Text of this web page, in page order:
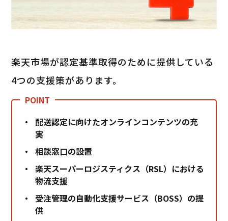
楽天市場が認定基準取得のために提供している
4つの支援策があります。
配送認定に向けたオンラインコンテンツの充
実
相談窓口の設置
楽天スーパーロジスティクス（RSL）における
物流支援
受注管理の自動化支援サービス（BOSS）の提
供